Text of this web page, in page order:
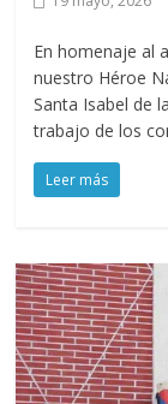
En homenaje al
nuestro Héroe
Santa Isabel de
trabajo de los
Leer más